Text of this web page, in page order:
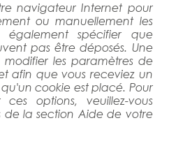
navigateur Internet pour
ou manuellement les
également spécifier que
pas être déposés. Une
les paramètres de
afin que vous receviez un
cookie est placé. Pour
ces options, veuillez-vous
de la section Aide de votre